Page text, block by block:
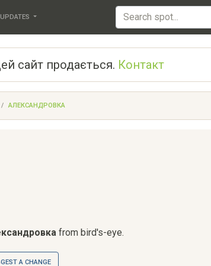
UPDATES
сайт продається. Контакт
АЛЕКСАНДРОВКА
from bird's-eye.
A CHANGE